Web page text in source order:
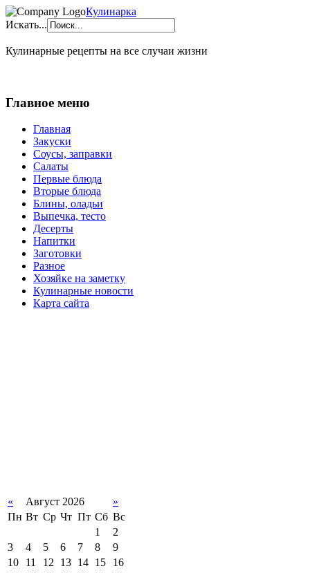
Кулинарка
Искать...
Кулинарные рецепты на все случаи жизни
Главное меню
Главная
Закуски
Соусы, заправки
Салаты
Первые блюда
Вторые блюда
Блины, оладьи
Выпечка, тесто
Десерты
Напитки
Заготовки
Разное
Хозяйке на заметку
Кулинарные новости
Карта сайта
« Август 2026
»
Пн Вт Ср Чт Пт Сб Вс
1
2
3
4 5 6 7 8
9
10
11 12 13 14 15
16